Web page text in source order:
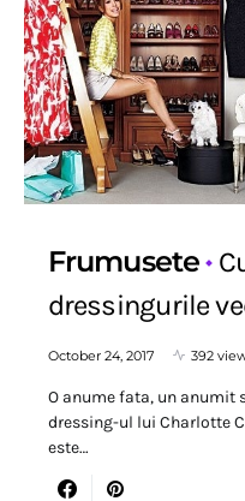
Frumusete
dressingurile
October 24, 2017 392
O anume fata, un anumit
dressing-ul lui Charlotte
este…